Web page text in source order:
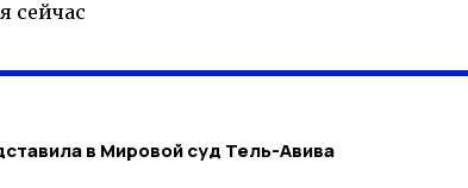
сейчас
в Мировой суд Тель-Авива